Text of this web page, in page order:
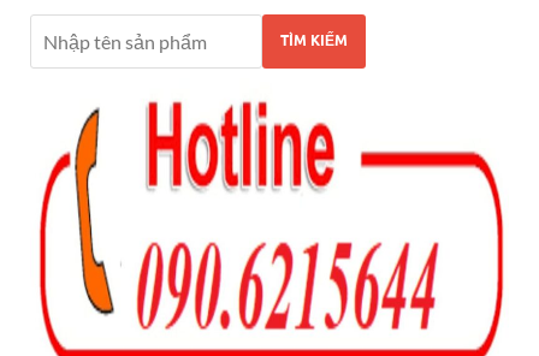
o
o
k
g
er
t
dI
nTÌM KIẾM